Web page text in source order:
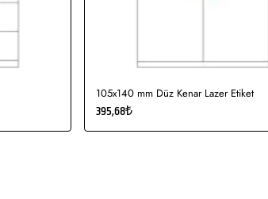
105x140 mm Düz Kenar Lazer Etiket
395,68₺